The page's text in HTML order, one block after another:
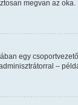
megvan az oka.
egy
–